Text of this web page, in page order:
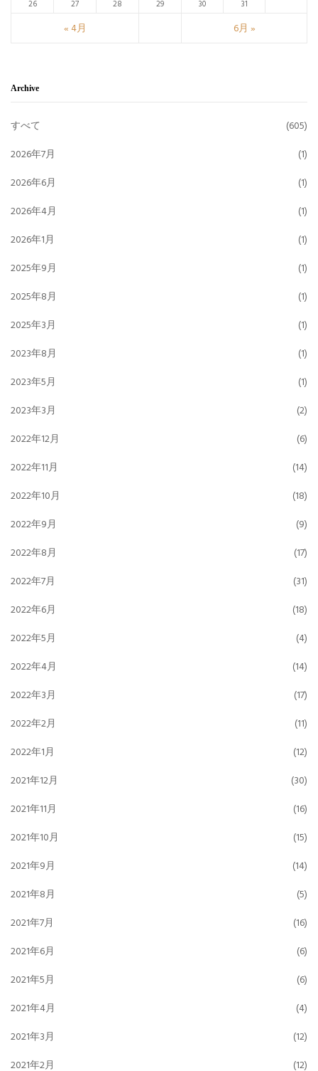
« 4月 6月 »
26 27 28 29 30 31
Archive
すべて
(605)
2026年7月
(1)
2026年6月
(1)
2026年4月
(1)
2026年1月
(1)
2025年9月
(1)
2025年8月
(1)
2025年3月
(1)
2023年8月
(1)
2023年5月
(1)
2023年3月
(2)
2022年12月
(6)
2022年11月
(14)
2022年10月
(18)
2022年9月
(9)
2022年8月
(17)
2022年7月
(31)
2022年6月
(18)
2022年5月
(4)
2022年4月
(14)
2022年3月
(17)
2022年2月
(11)
2022年1月
(12)
2021年12月
(30)
2021年11月
(16)
2021年10月
(15)
2021年9月
(14)
2021年8月
(5)
2021年7月
(16)
2021年6月
(6)
2021年5月
(6)
2021年4月
(4)
2021年3月
(12)
2021年2月
(12)